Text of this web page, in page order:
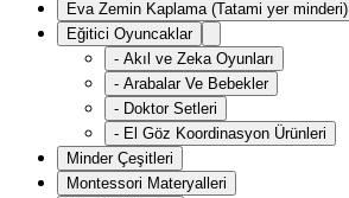
Eva Zemin Kaplama (Tatami yer minderi)
Eğitici Oyuncaklar
- Akıl ve Zeka Oyunları
- Arabalar Ve Bebekler
- Doktor Setleri
- El Göz Koordinasyon Ürünleri
Minder Çeşitleri
Montessori Materyalleri